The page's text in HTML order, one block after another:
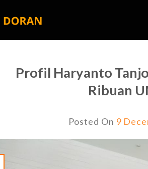
Profil Haryanto
Ribuan
Posted On 9